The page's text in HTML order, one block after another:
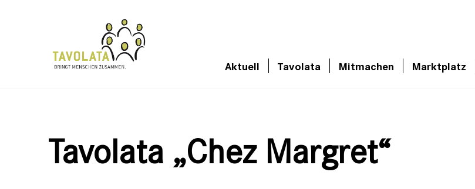
Aktuell Tavolata Mitmachen Marktplatz
Tavolata „Chez Margret“